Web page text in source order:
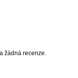
žádná recenze.